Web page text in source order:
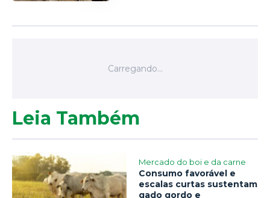
Leia Também
Mercado do boi e da carne
Consumo favorável e
escalas curtas sustentam
gado gordo e